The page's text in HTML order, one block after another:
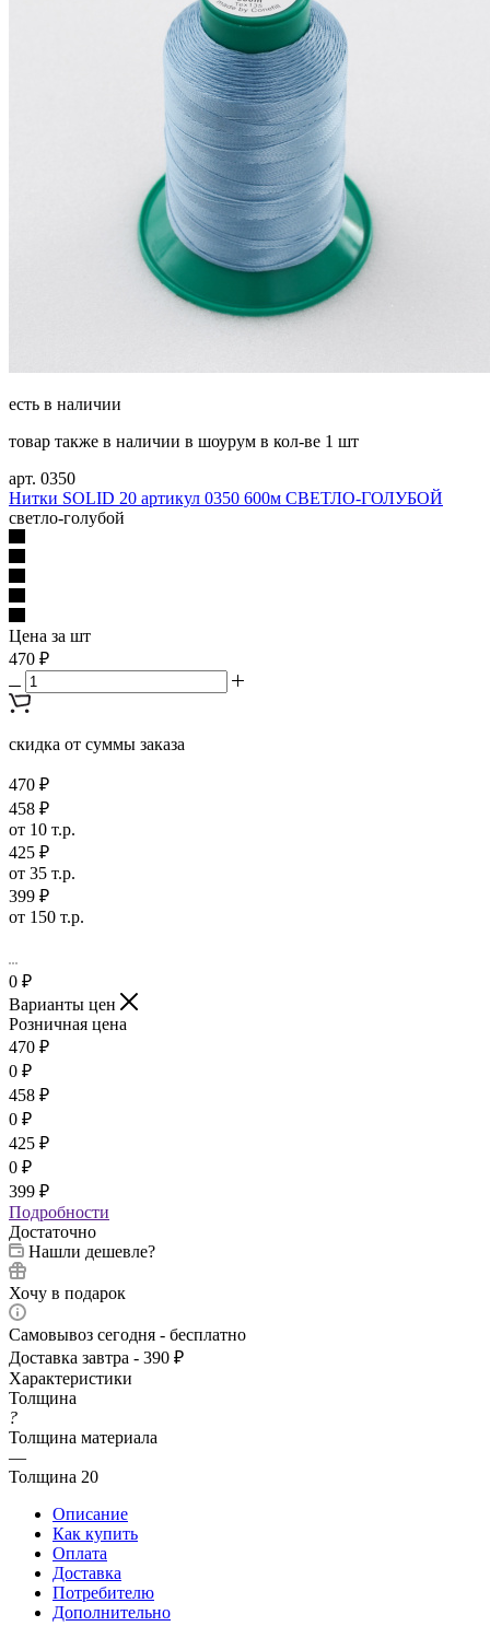
есть в наличии
товар также в наличии в шоурум в кол-ве 1 шт
арт. 0350
Нитки SOLID 20 артикул 0350 600м СВЕТЛО-ГОЛУБОЙ
светло-голубой
Цена за шт
470 ₽
скидка от суммы заказа
470 ₽
458 ₽
от 10 т.р.
425 ₽
от 35 т.р.
399 ₽
от 150 т.р.
0 ₽
Варианты цен
Розничная цена
470 ₽
0 ₽
458 ₽
0 ₽
425 ₽
0 ₽
399 ₽
Подробности
Достаточно
Нашли дешевле?
Хочу в подарок
Самовывоз сегодня - бесплатно
Доставка завтра - 390 ₽
Характеристики
Толщина
?
Толщина материала
—
Толщина 20
Описание
Как купить
Оплата
Доставка
Потребителю
Дополнительно